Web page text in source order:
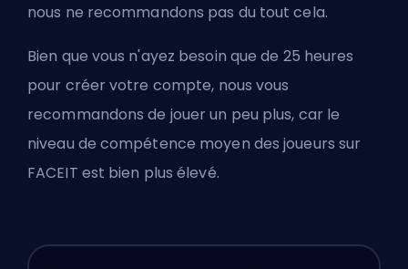
nous ne recommandons pas du tout cela.
Bien que vous n'ayez besoin que de 25 heures
pour créer votre compte, nous vous
recommandons de jouer un peu plus, car le
niveau de compétence moyen des joueurs sur
FACEIT est bien plus élevé.